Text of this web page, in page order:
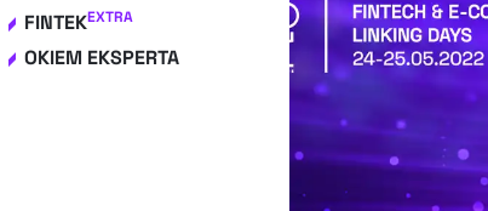
FINTEKEXTRA
OKIEM EKSPERTA